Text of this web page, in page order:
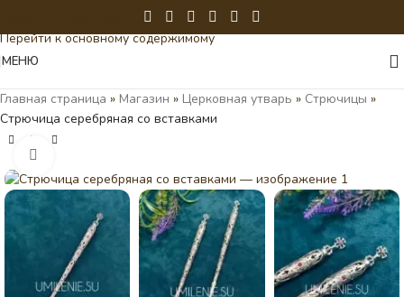
Перейти к основному содержимому
МЕНЮ
Главная страница » Магазин » Церковная утварь » Стрючицы »
Стрючица серебряная со вставками